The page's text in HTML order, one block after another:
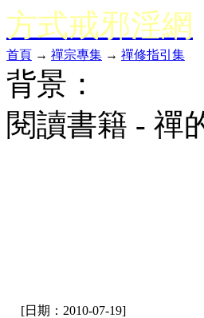
方式戒邪淫網
首頁 → 禪宗專集 → 禪修指引集
背景：
閱讀書籍 -
[日期：2010-07-19]